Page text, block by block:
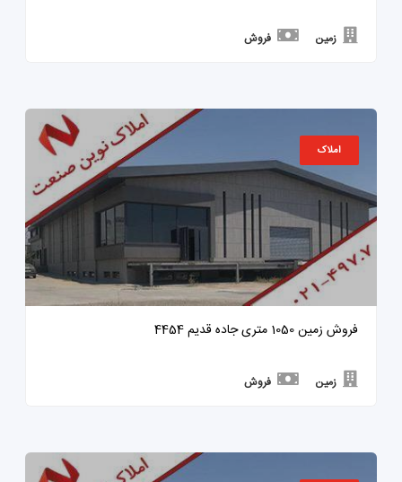
زمین فروش
املاک
فروش زمین 1050 متری جاده قدیم 4454
زمین فروش